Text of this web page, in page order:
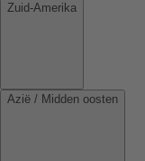
Zuid-Amerika
Azië / Midden oosten